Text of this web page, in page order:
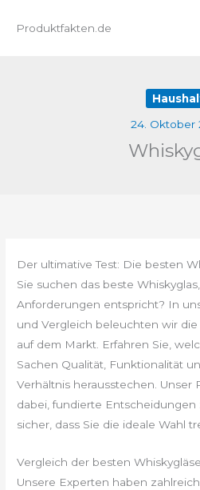
InhaltProduktfakten.de
24. Oktober
Der ultimative Test: Die besten
Sie suchen das beste
Anforderungen entspricht? In
und Vergleich beleuchten wir
auf dem Markt. Erfahren Sie,
Sachen Qualität, Funktionalität
Verhältnis herausstechen. Unser
dabei, fundierte
sicher, dass Sie die ideale Wahl
Vergleich der besten
Unsere Experten haben